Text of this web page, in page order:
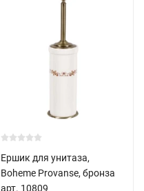
Ершик для унитаза,
Boheme Provanse, бронза
арт. 10809